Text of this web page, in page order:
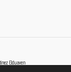
Elduayen